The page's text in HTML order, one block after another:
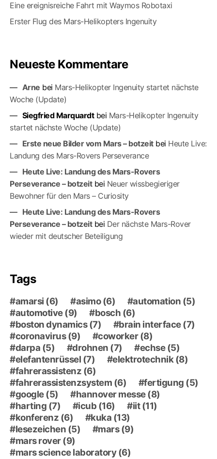
Eine ereignisreiche Fahrt mit Waymos Robotaxi
Erster Flug des Mars-Helikopters Ingenuity
Neueste Kommentare
Arne bei Mars-Helikopter Ingenuity startet nächste
Woche (Update)
Siegfried Marquardtbei Mars-Helikopter Ingenuity
startet nächste Woche (Update)
Erste neue Bilder vom Mars – botzeitbei Heute Live:
Landung des Mars-Rovers Perseverance
Heute Live: Landung des Mars-Rovers
Perseverance – botzeitbei Neuer wissbegieriger
Bewohner für den Mars – Curiosity
Heute Live: Landung des Mars-Rovers
Perseverance – botzeitbei Der nächste Mars-Ro­ver
wieder mit deutscher Beteiligung
Tags
amarsi (6) asimo(6) automation (5)
automotive(9) bosch (6)
boston dynamics(7) brain interface(7)
coronavirus(9) coworker(8)
darpa (5) drohnen (7) echse(5)
elefantenrüssel (7) elektrotechnik(8)
fahrerassistenz (6)
fahrerassistenzsystem (6) fertigung (5)
google(5) hannover messe(8)
harting (7) icub (16) iit(11)
konferenz (6) kuka (13)
lesezeichen (5) mars(9)
mars rover(9)
mars science laboratory(6)